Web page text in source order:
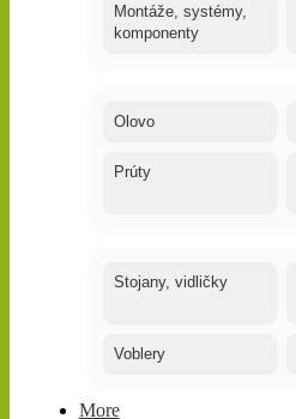
Montáže, systémy,
komponenty
Olovo
Prúty
Stojany, vidličky
Voblery
More